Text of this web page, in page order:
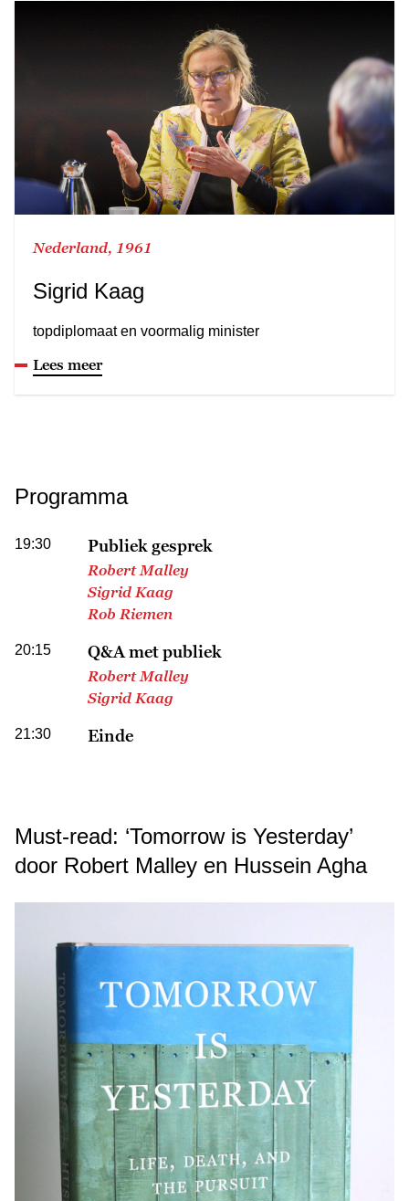
Nederland, 1961
Sigrid Kaag
topdiplomaat en voormalig minister
Lees meer
Programma
19:30 Publiek gesprek
Robert Malley
Sigrid Kaag
Rob Riemen
20:15 Q&A met publiek
Robert Malley
Sigrid Kaag
21:30 Einde
Must-read: ‘Tomorrow is Yesterday’
door Robert Malley en Hussein Agha